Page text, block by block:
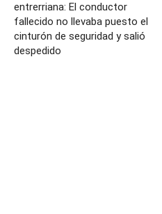
entrerriana: El conductor
fallecido no llevaba puesto el
cinturón de seguridad y salió
despedido